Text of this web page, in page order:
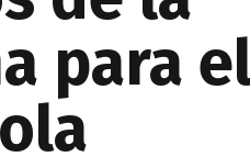
para